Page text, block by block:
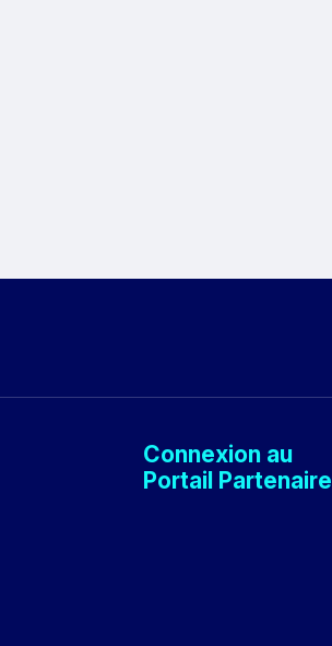
Connexion au
Portail Partenaire